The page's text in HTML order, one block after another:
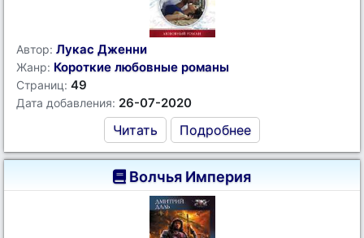
Автор: Лукас Дженни
Жанр: Короткие любовные романы
Страниц: 49
Дата добавления: 26-07-2020
Читать Подробнее
Волчья Империя